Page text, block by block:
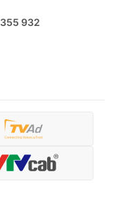
932